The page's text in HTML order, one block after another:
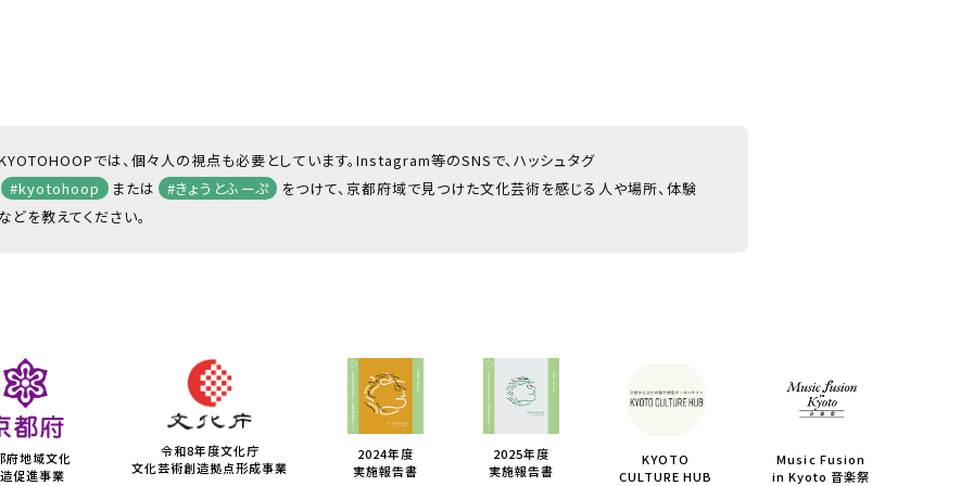
では、個々人の視点も必要としています。Instagram等のSNSで、ハッシュタグ
#kyotohoop
または #きょうとふーぷ
をつけて、京都府域で見つけた文化芸術を感じる人や場所、体験
どを教えてください。
府地域文化
促進事業
令和8年度文化庁
文化芸術創造拠点形成事業
2024年度
実施報告書
2025年度
実施報告書
KYOTO
CULTURE HUB
Music Fusion
in Kyoto 音楽祭